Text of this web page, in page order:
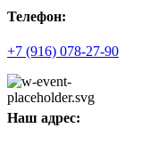
Телефон:
+7 (916) 078-27-90
Наш адрес: